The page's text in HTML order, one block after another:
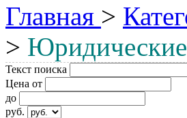
Главная >
> Юридические
Текст поиска
Цена от
до
руб.